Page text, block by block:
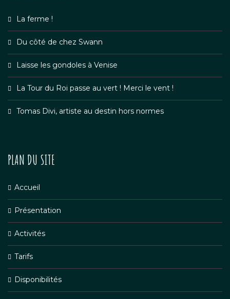
La ferme !
Du côté de chez Swann
Laisse les gondoles à Venise
La Tour du Roi passe au vert ! Merci le vent !
Tomas Divi, artiste au destin hors normes
PLAN DU SITE
Accueil
Présentation
Activités
Tarifs
Disponibilités